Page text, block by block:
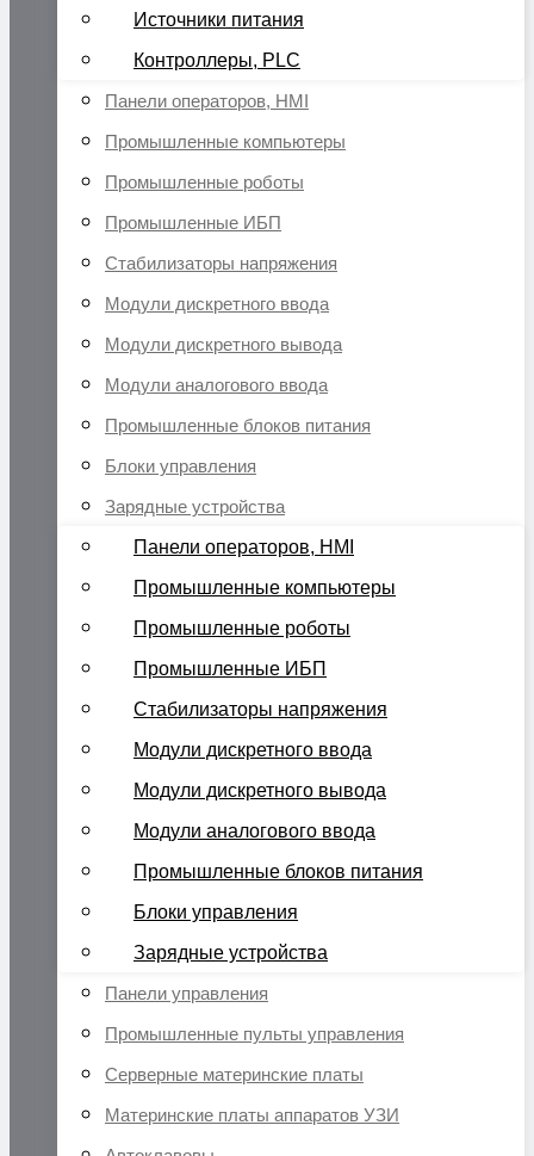
Источники питания
Контроллеры, PLC
Панели операторов, HMI
Промышленные компьютеры
Промышленные роботы
Промышленные ИБП
Стабилизаторы напряжения
Модули дискретного ввода
Модули дискретного вывода
Модули аналогового ввода
Промышленные блоков питания
Блоки управления
Зарядные устройства
Панели операторов, HMI
Промышленные компьютеры
Промышленные роботы
Промышленные ИБП
Стабилизаторы напряжения
Модули дискретного ввода
Модули дискретного вывода
Модули аналогового ввода
Промышленные блоков питания
Блоки управления
Зарядные устройства
Панели управления
Промышленные пульты управления
Серверные материнские платы
Материнские платы аппаратов УЗИ